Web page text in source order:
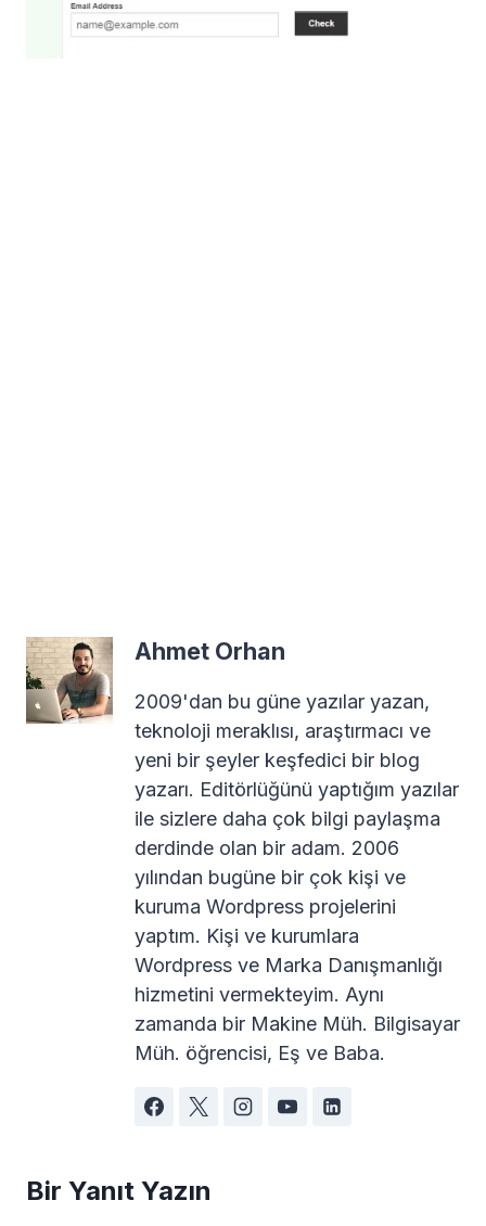
Ahmet Orhan
2009'dan bu güne yazılar yazan,
teknoloji meraklısı, araştırmacı ve
yeni bir şeyler keşfedici bir blog
yazarı. Editörlüğünü yaptığım yazılar
ile sizlere daha çok bilgi paylaşma
derdinde olan bir adam. 2006
yılından bugüne bir çok kişi ve
kuruma Wordpress projelerini
yaptım. Kişi ve kurumlara
Wordpress ve Marka Danışmanlığı
hizmetini vermekteyim. Aynı
zamanda bir Makine Müh. Bilgisayar
Müh. öğrencisi, Eş ve Baba.
Bir Yanıt Yazın